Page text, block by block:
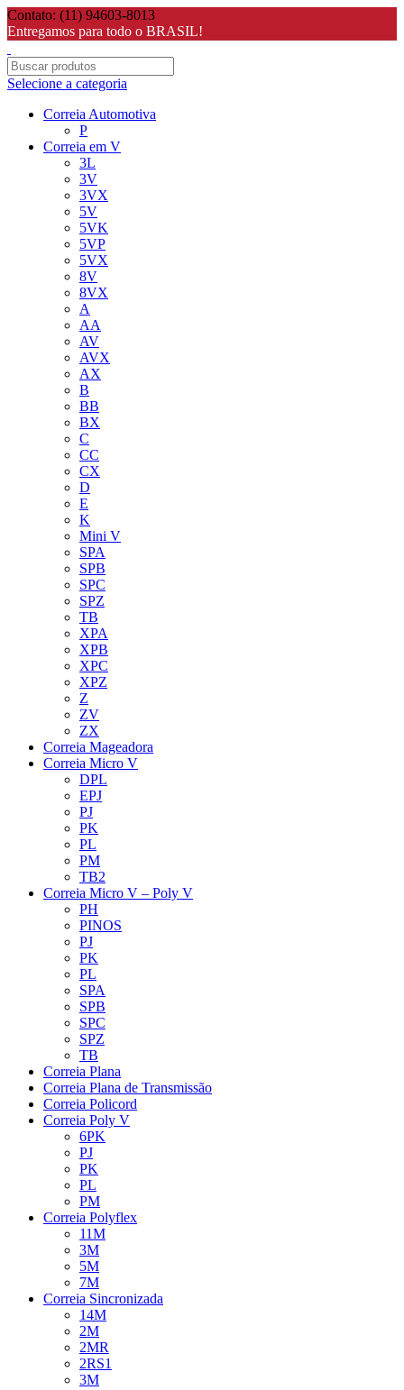
Contato: (11) 94603-8013
Entregamos para todo o BRASIL!
Selecione a categoria
Correia Automotiva
P
Correia em V
3L
3V
3VX
5V
5VK
5VP
5VX
8V
8VX
A
AA
AV
AVX
AX
B
BB
BX
C
CC
CX
D
E
K
Mini V
SPA
SPB
SPC
SPZ
TB
XPA
XPB
XPC
XPZ
Z
ZV
ZX
Correia Mageadora
Correia Micro V
DPL
EPJ
PJ
PK
PL
PM
TB2
Correia Micro V – Poly V
PH
PINOS
PJ
PK
PL
SPA
SPB
SPC
SPZ
TB
Correia Plana
Correia Plana de Transmissão
Correia Policord
Correia Poly V
6PK
PJ
PK
PL
PM
Correia Polyflex
11M
3M
5M
7M
Correia Sincronizada
14M
2M
2MR
2RS1
3M